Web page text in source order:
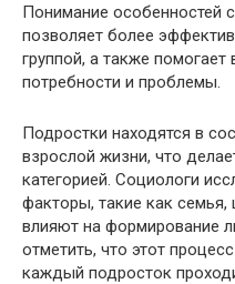
Понимание особенностей
позволяет более
группой, а также
потребности и проблемы.
Подростки находятся в
взрослой жизни, что
категорией. Социологи
факторы, такие как
влияют на формирование
отметить, что этот
каждый подросток